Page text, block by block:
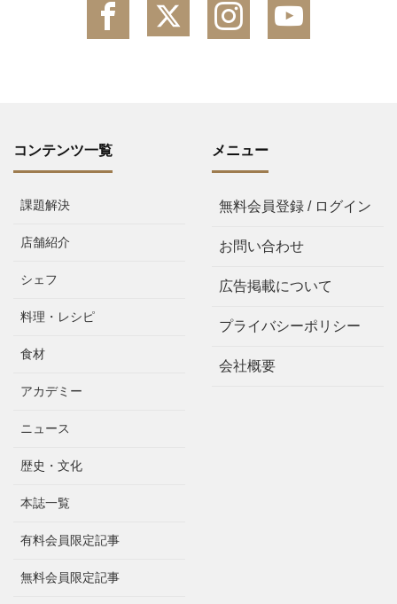
コンテンツ一覧
課題解決
店舗紹介
シェフ
料理・レシピ
食材
アカデミー
ニュース
歴史・文化
本誌一覧
有料会員限定記事
無料会員限定記事
メニュー
無料会員登録 / ログイン
お問い合わせ
広告掲載について
プライバシーポリシー
会社概要